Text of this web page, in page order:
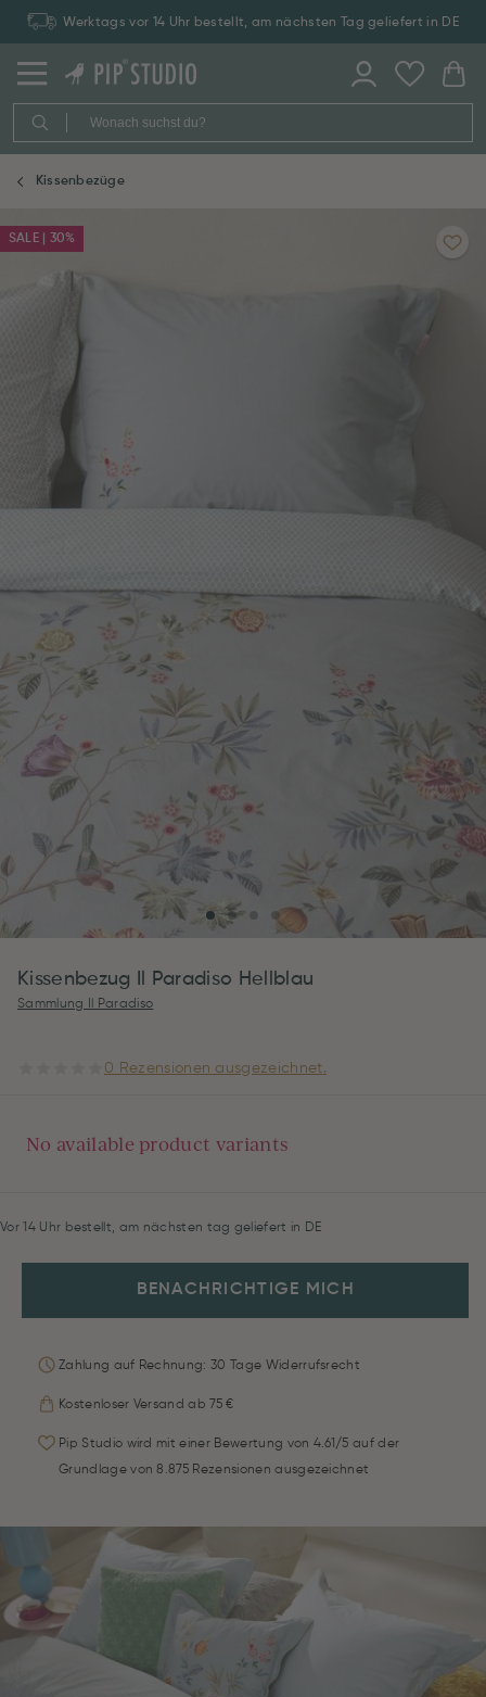
Werktags vor 14 Uhr bestellt, am nächsten Tag geliefert in DE
Kissenbezüge
SALE | 30%
Kissenbezug Il Paradiso Hellblau
Sammlung Il Paradiso
0 Rezensionen ausgezeichnet.
No available product variants
Vor 14 Uhr bestellt, am nächsten tag geliefert in DE
BENACHRICHTIGE MICH
Zahlung auf Rechnung: 30 Tage Widerrufsrecht
Kostenloser Versand ab 75 €
Pip Studio wird mit einer Bewertung von 4.61/5 auf der
Grundlage von 8.875 Rezensionen ausgezeichnet